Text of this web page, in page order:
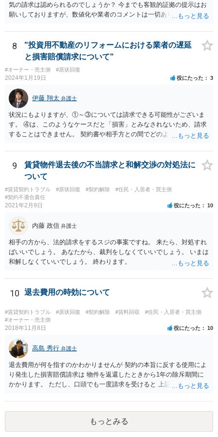
気の請求は認められるのでしょうか？ 今までも客観的証拠の提示はお
願いしておりますが、数値化や業者のコメントは一切ありません。こ
観のみの臭気の請求は認められず、オーナーの請求が認められるため
には、客観的な証拠が必要です。訴訟を提起されたとしても、オーナ
ーの請求が認容される可能性は小さいと思います。
8
"投資用不動産のリフォームにおける業者の遅延
と損害賠償請求について"
#オーナー・売主側 #原状回復
2024年1月19日 役にたった 3
伊藤 翔太 弁護士
状況にもよりますが、①～③については請求できる可能性がございま
す。 ④は、このようなケースだと「損害」とみなされないため、請求
することはできません。 契約書や相手方との間でどのようなやりとり
わってくるかと思いますので、一度お近くの法律事務所に相談された
ほうがよろしいかと思います。
9
賃貸物件退去後の不当請求と和解交渉の対処法に
ついて
#賃貸契約トラブル #原状回復 #契約解除
#住民・入居者・買主側
#契約不適合責任
2021年2月9日 役にたった 10
内藤 政信 弁護士
相手の方から、法的請求をするスジの事案ですね。 来たら、対処すれ
ばいいでしょう。 あなたから、裁判をしなくていいでしょう。 いまは
和解しなくていいでしょう。 終わります。
10 退去費用の時効について
#賃貸契約トラブル #原状回復 #契約解除 #賃料回収
#住民・入居者・買主側
#オーナー・売主側
2018年11月8日 役にたった 10
高島 秀行 弁護士
退去費用が何を指すのかわかりませんが 契約の本旨に反する使用によ
り発生した損害賠償請求は 物件を返還したときから1年の除斥期間に
かかります。 ただし、口頭でも一度請求を受けると 上記回答の時効の
もっとみる